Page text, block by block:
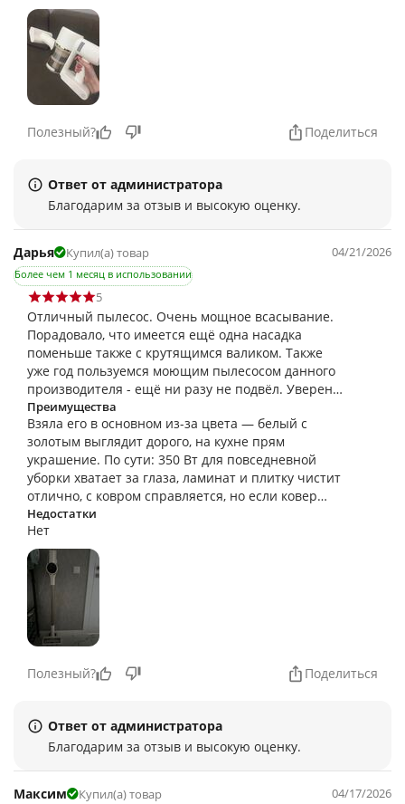
Полезный? Поделиться
Ответ от администратора
Благодарим за отзыв и высокую оценку.
Дарья Купил(а) товар
Более чем 1 месяц в использовании
04/21/2026
5
Отличный пылесос. Очень мощное всасывание.
Порадовало, что имеется ещё одна насадка
поменьше также с крутящимся валиком. Также
уже год пользуемся моющим пылесосом данного
производителя - ещё ни разу не подвёл. Уверен,
что данный пылесос также будет служить верой и
правдой.
Преимущества
Взяла его в основном из-за цвета — белый с
золотым выглядит дорого, на кухне прям
украшение. По сути: 350 Вт для повседневной
уборки хватает за глаза, ламинат и плитку чистит
отлично, с ковром справляется, но если ковер
пушистый — лучше пару раз пройтись.
Понравилась лёгкость — рука не отваливается,
даже если убирать везде подряд.
Недостатки
Нет
Полезный? Поделиться
Ответ от администратора
Благодарим за отзыв и высокую оценку.
Максим Купил(а) товар 04/17/2026